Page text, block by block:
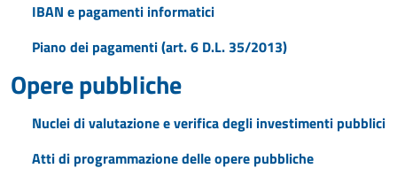
IBAN e pagamenti informatici
Piano dei pagamenti (art. 6 D.L. 35/2013)
Opere pubbliche
Nuclei di valutazione e verifica degli investimenti pubblici
Atti di programmazione delle opere pubbliche